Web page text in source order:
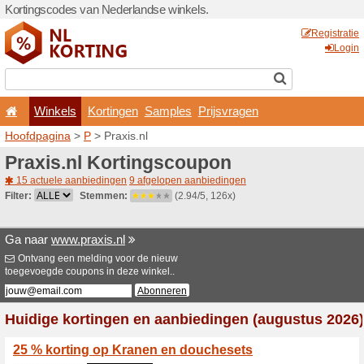
Kortingscodes van
Winkels
Hoofdpagina>P>